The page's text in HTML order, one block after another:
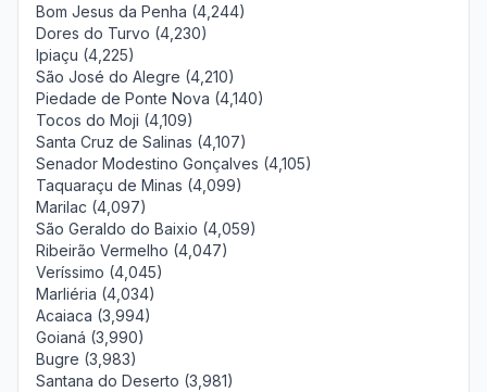
Bom Jesus da Penha (4,244)
Dores do Turvo (4,230)
Ipiaçu (4,225)
São José do Alegre (4,210)
Piedade de Ponte Nova (4,140)
Tocos do Moji (4,109)
Santa Cruz de Salinas (4,107)
Senador Modestino Gonçalves (4,105)
Taquaraçu de Minas (4,099)
Marilac (4,097)
São Geraldo do Baixio (4,059)
Ribeirão Vermelho (4,047)
Veríssimo (4,045)
Marliéria (4,034)
Acaiaca (3,994)
Goianá (3,990)
Bugre (3,983)
Santana do Deserto (3,981)